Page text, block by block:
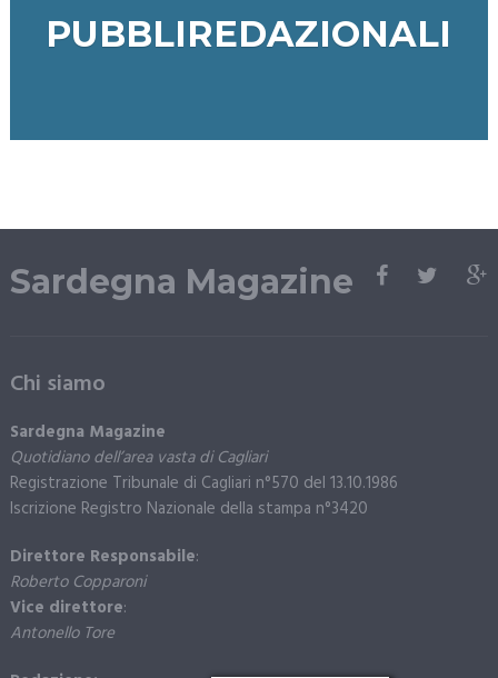
PUBBLIREDAZIONALI
Sardegna Magazine
Chi siamo
Sardegna Magazine
Quotidiano dell’area vasta di Cagliari
Registrazione Tribunale di Cagliari n°570 del 13.10.1986
Iscrizione Registro Nazionale della stampa n°3420
Direttore Responsabile:
Roberto Copparoni
Vice direttore:
Antonello Tore